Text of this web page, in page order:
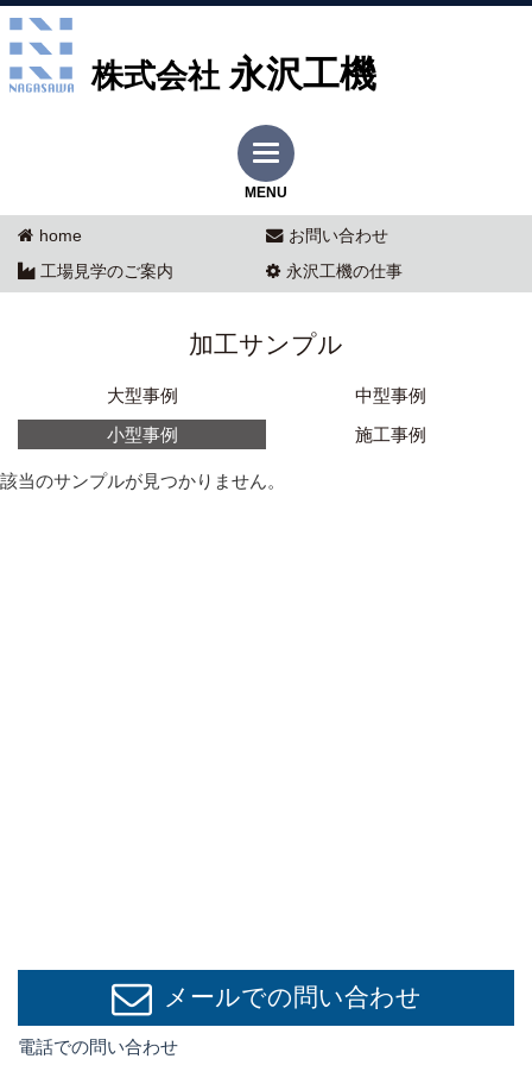
株式会社 永沢工機
MENU
home
お問い合わせ
工場見学のご案内
永沢工機の仕事
加工サンプル
大型事例
中型事例
小型事例
施工事例
該当のサンプルが見つかりません。
メールでの問い合わせ
電話での問い合わせ